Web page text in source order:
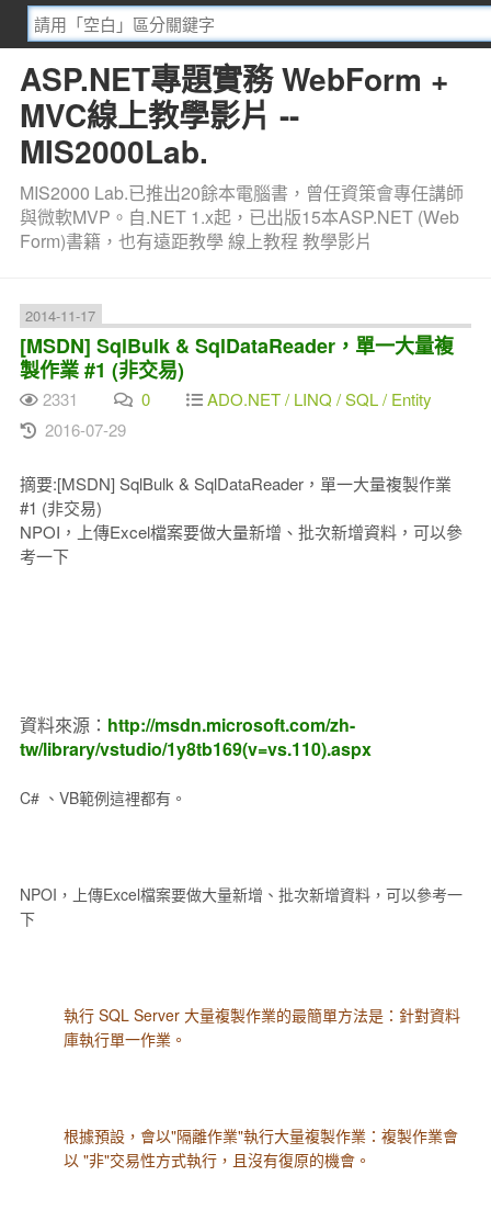
ASP.NET專題實務 WebForm +
MVC線上教學影片 --
MIS2000Lab.
MIS2000 Lab.已推出20餘本電腦書，曾任資策會專任講師
與微軟MVP。自.NET 1.x起，已出版15本ASP.NET (Web
Form)書籍，也有遠距教學 線上教程 教學影片
2014-11-17
[MSDN] SqlBulk & SqlDataReader，單一大量複
製作業 #1 (非交易)
2331 0
ADO.NET / LINQ / SQL / Entity
2016-07-29
摘要:[MSDN] SqlBulk & SqlDataReader，單一大量複製作業
#1 (非交易)
NPOI，上傳Excel檔案要做大量新增、批次新增資料，可以參
考一下
資料來源： http://msdn.microsoft.com/zh-
tw/library/vstudio/1y8tb169(v=vs.110).aspx
C# 、VB範例這裡都有。
NPOI，上傳Excel檔案要做大量新增、批次新增資料，可以參考一
下
執行 SQL Server 大量複製作業的最簡單方法是：針對資料
庫執行單一作業。
根據預設，會以"隔離作業"執行大量複製作業：複製作業會
以 "非"交易性方式執行，且沒有復原的機會。